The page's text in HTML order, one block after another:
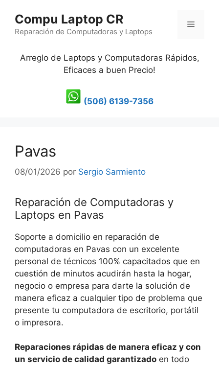
contenido
Compu Laptop CR
Reparación de Computadoras y Laptops
Menú
Arreglo de Laptops y Computadoras Rápidos,
Eficaces a buen Precio!
(506) 6139-7356
Pavas
08/01/2026 por Sergio Sarmiento
Reparación de Computadoras y
Laptops en Pavas
Soporte a domicilio en reparación de
computadoras en Pavas con un excelente
personal de técnicos 100% capacitados que en
cuestión de minutos acudirán hasta la hogar,
negocio o empresa para darte la solución de
manera eficaz a cualquier tipo de problema que
presente tu computadora de escritorio, portátil
o impresora.
Reparaciones rápidas de manera eficaz y con
un servicio de calidad garantizado en todo